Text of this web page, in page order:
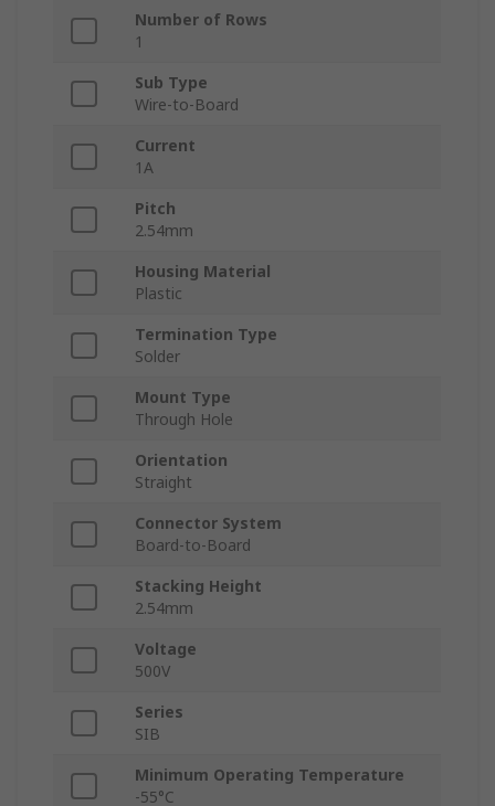
Number of Rows
1
Sub Type
Wire-to-Board
Current
1A
Pitch
2.54mm
Housing Material
Plastic
Termination Type
Solder
Mount Type
Through Hole
Orientation
Straight
Connector System
Board-to-Board
Stacking Height
2.54mm
Voltage
500V
Series
SIB
Minimum Operating Temperature
-55°C